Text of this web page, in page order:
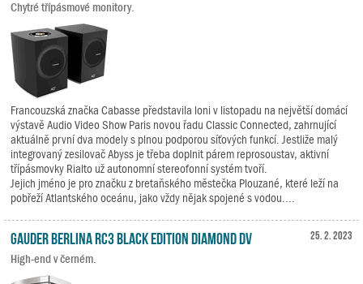
Chytré třípásmové monitory.
Francouzská značka Cabasse představila loni v listopadu na největší domácí
výstavě Audio Video Show Paris novou řadu Classic Connected, zahrnující
aktuálně první dva modely s plnou podporou síťových funkcí. Jestliže malý
integrovaný zesilovač Abyss je třeba doplnit párem reprosoustav, aktivní
třípásmovky Rialto už autonomní stereofonní systém tvoří.
Jejich jméno je pro značku z bretaňského městečka Plouzané, které leží na
pobřeží Atlantského oceánu, jako vždy nějak spojené s vodou....
25. 2. 2023
Gauder Berlina RC3 Black Edition Diamond DV
High-end v černém.